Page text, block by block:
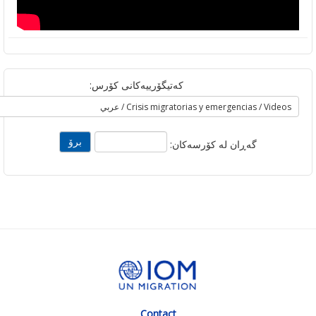
کەتیگۆرییەکانی کۆرس:
گه‌ڕان له‌ کۆرسه‌کان: